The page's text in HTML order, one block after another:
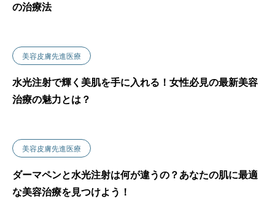
の治療法
美容皮膚先進医療
水光注射で輝く美肌を手に入れる！女性必見の最新美容
治療の魅力とは？
美容皮膚先進医療
ダーマペンと水光注射は何が違うの？あなたの肌に最適
な美容治療を見つけよう！